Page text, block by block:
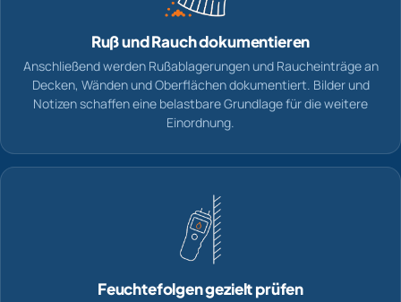
Ruß und Rauch dokumentieren
Anschließend werden Rußablagerungen und Raucheinträge an
Decken, Wänden und Oberflächen dokumentiert. Bilder und
Notizen schaffen eine belastbare Grundlage für die weitere
Einordnung.
Feuchtefolgen gezielt prüfen